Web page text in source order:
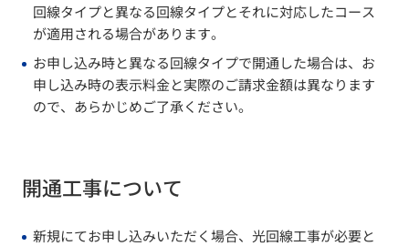
回線タイプと異なる回線タイプとそれに対応したコース
が適用される場合があります。
お申し込み時と異なる回線タイプで開通した場合は、お
申し込み時の表示料金と実際のご請求金額は異なります
ので、あらかじめご了承ください。
開通工事について
新規にてお申し込みいただく場合、光回線工事が必要と